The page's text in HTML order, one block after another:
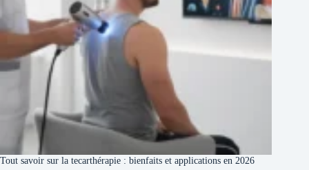
Tout savoir sur la tecarthérapie : bienfaits et applications en 2026